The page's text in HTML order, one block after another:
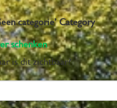
categorie’ Category
schenken
is dit zichtbaar?